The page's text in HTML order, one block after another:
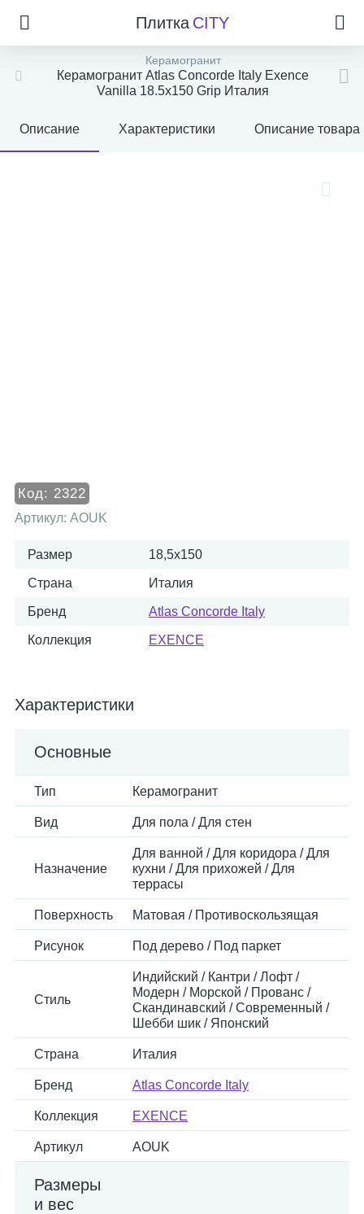
Плитка CITY
Керамогранит
Керамогранит Atlas Concorde Italy Exence
Vanilla 18.5x150 Grip Италия
Описание Характеристики Описание товара
Код: 2322
Артикул: AOUK
Размер 18,5x150
Страна Италия
Бренд Atlas Concorde Italy
Коллекция EXENCE
Характеристики
Основные
Тип Керамогранит
Вид Для пола / Для стен
Назначение
Для ванной / Для коридора / Для
кухни / Для прихожей / Для
террасы
Поверхность Матовая / Противоскользящая
Рисунок Под дерево / Под паркет
Стиль
Индийский / Кантри / Лофт /
Модерн / Морской / Прованс /
Скандинавский / Современный /
Шебби шик / Японский
Страна Италия
Бренд Atlas Concorde Italy
Коллекция EXENCE
Артикул AOUK
Размеры
и вес